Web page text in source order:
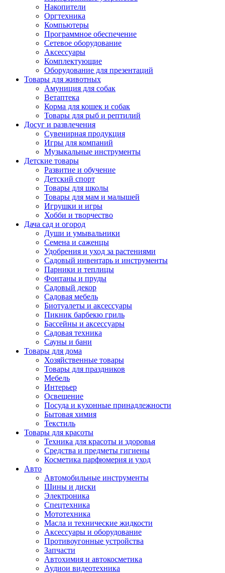
Накопители
Оргтехника
Компьютеры
Программное обеспечение
Сетевое оборудование
Аксессуары
Комплектующие
Оборудование для презентаций
Товары для животных
Амуниция для собак
Ветаптека
Корма для кошек и собак
Товары для рыб и рептилий
Досуг и развлечения
Сувенирная продукция
Игры для компаний
Музыкальные инструменты
Детские товары
Развитие и обучение
Детский спорт
Товары для школы
Товары для мам и малышей
Игрушки и игры
Хобби и творчество
Дача сад и огород
Души и умывальники
Семена и саженцы
Удобрения и уход за растениями
Садовый инвентарь и инструменты
Парники и теплицы
Фонтаны и пруды
Садовый декор
Садовая мебель
Биотуалеты и аксессуары
Пикник барбекю гриль
Бассейны и аксессуары
Садовая техника
Сауны и бани
Товары для дома
Хозяйственные товары
Товары для праздников
Мебель
Интерьер
Освещение
Посуда и кухонные принадлежности
Бытовая химия
Текстиль
Товары для красоты
Техника для красоты и здоровья
Средства и предметы гигиены
Косметика парфюмерия и уход
Авто
Автомобильные инструменты
Шины и диски
Электроника
Спецтехника
Мототехника
Масла и технические жидкости
Аксессуары и оборудование
Противоугонные устройства
Запчасти
Автохимия и автокосметика
Аудиои видеотехника